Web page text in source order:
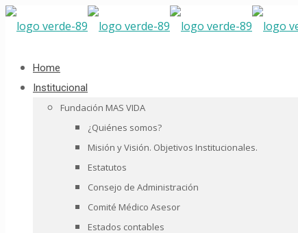
Home
Institucional
Fundación MAS VIDA
¿Quiénes somos?
Misión y Visión. Objetivos Institucionales.
Estatutos
Consejo de Administración
Comité Médico Asesor
Estados contables